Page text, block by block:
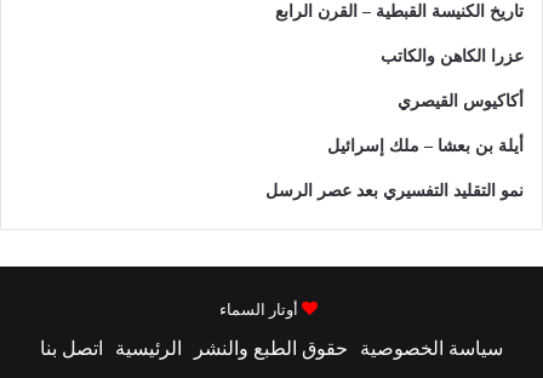
تاريخ الكنيسة القبطية – القرن الرابع
عزرا الكاهن والكاتب
أكاكيوس القيصري
أيلة بن بعشا – ملك إسرائيل
نمو التقليد التفسيري بعد عصر الرسل
أوتار السماء
سياسة الخصوصية حقوق الطبع والنشر الرئيسية اتصل بنا